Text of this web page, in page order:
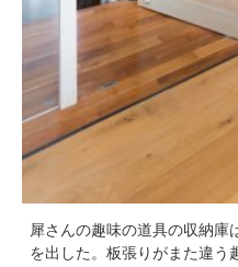
犀さんの趣味の道具の収納庫
を出した。板張りがまた違う